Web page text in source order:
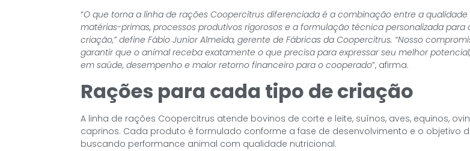
“O que torna a linha de rações Coopercitrus diferenciada é a combinação entre a qualidade
matérias-primas, processos produtivos rigorosos e a formulação técnica personalizada para
criação,” define Fábio Junior Almeida, gerente de Fábricas da Coopercitrus. “Nosso
garantir que o animal receba exatamente o que precisa para expressar seu melhor
em saúde, desempenho e maior retorno financeiro para o cooperado”, afirma.
Rações para cada tipo de criação
A linha de rações Coopercitrus atende bovinos de corte e leite, suínos, aves, equinos,
caprinos. Cada produto é formulado conforme a fase de desenvolvimento e o objetivo
buscando performance animal com qualidade nutricional.